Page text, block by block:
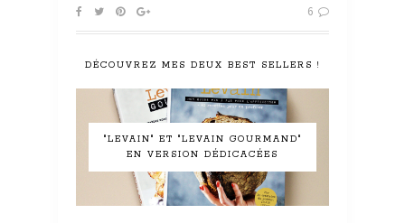
6
DÉCOUVREZ MES DEUX BEST SELLERS !
"LEVAIN" ET "LEVAIN GOURMAND"
EN VERSION DÉDICACÉES